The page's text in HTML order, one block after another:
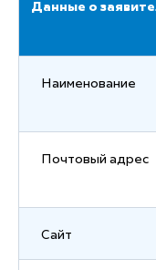
Данные о
Наименование
Почтовый адрес
Сайт